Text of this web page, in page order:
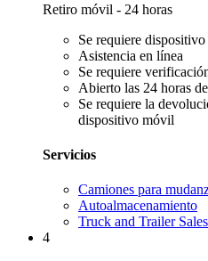
Retiro móvil - 24 horas
Se requiere
Asistencia en línea
Se requiere
Abierto las 24 horas
Se requiere la
dispositivo móvil
Servicios
Camiones para
Autoalmacenamiento
Truck and Trailer Sales
4